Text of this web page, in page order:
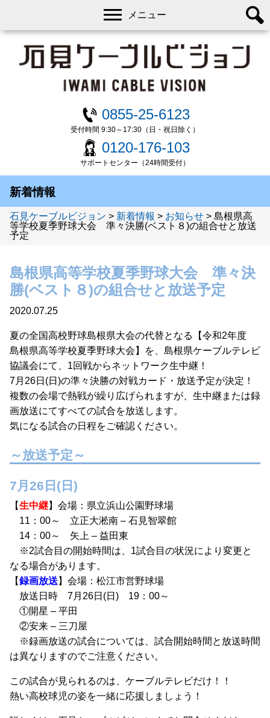
0855-25-6123
受付時間 9:30～17:30（日・祝日除く）
0120-176-103
サポートセンター（24時間受付）
メニュー
新着情報
石見ケーブルビジョン > 新着情報 > お知らせ > 島根県高
等学校夏季野球大会 準々決勝(ベスト８)の組合せと放送
予定
島根県高等学校夏季野球大会 準々決
勝(ベスト８)の組合せと放送予定
2020.07.25
夏の全国高校野球島根県大会の代替となる【令和2年度
島根県高等学校夏季野球大会】を、島根県ケーブルテレビ
協議会にて、1回戦からネットワーク生中継！
7月26日(日)の準々決勝の対戦カード・放送予定が決定！
複数の会場で熱戦が繰り広げられますが、生中継または録
画放送にてすべての試合を放送します。
気になる試合の日程をご確認ください。
～放送予定～
7月26日(日)
【生中継】会場：県立浜山公園野球場
11：00～ 立正大淞南 – 石見智翠館
14：00～ 矢上 – 益田東
※2試合目の開始時間は、1試合目の状況により変更と
なる場合があります。
【録画放送 】会場：松江市営野球場
放送日時 7月26日(日) 19：00～
①開星 – 平田
②安来 – 三刀屋
※録画放送の試合については、試合開始時間と放送時間
は異なりますのでご注意ください。
この試合が見られるのは、ケーブルテレビだけ！！
熱い高校球児の姿を一緒に応援しましょう！